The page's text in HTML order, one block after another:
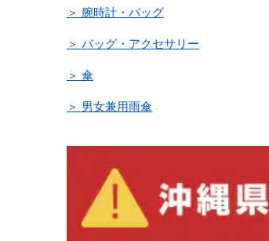
＞ 腕時計・バッグ
＞ バッグ・アクセサリー
＞ 傘
＞ 男女兼用雨傘